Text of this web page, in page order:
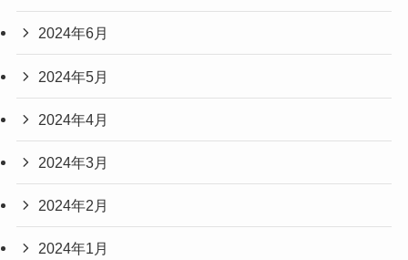
2024年6月
2024年5月
2024年4月
2024年3月
2024年2月
2024年1月